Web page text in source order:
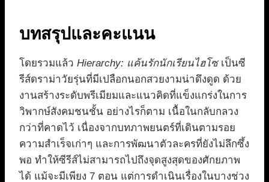
บทสรุปและคะแนน
โดยรวมแล้ว Hierarchy: แค้นรักนักเรียนไฮโซเป็นซี
รีส์ดราม่าวัยรุ่นที่มีเปลือกนอกสวยงามน่าดึงดูด ด้วย
งานสร้างระดับพรีเมียมและแนวคิดที่แข็งแกร่งในการ
วิพากษ์สังคมชนชั้น อย่างไรก็ตาม เนื้อในกลับกลวง
กว่าที่คาดไว้ เนื่องจากบทภาพยนตร์ที่เดินตามรอย
ความสำเร็จเก่าๆ และการพัฒนาตัวละครที่ยังไม่ลึกซึ้ง
พอ ทำให้ซีรีส์ไม่สามารถไปถึงจุดสูงสุดของศักยภาพ
ได้ แม้จะมีเพียง 7 ตอน แต่การดำเนินเรื่องในบางช่วง